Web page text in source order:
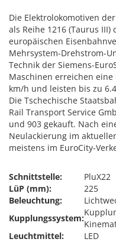
Die Elektrolokomotiven
als Reihe 1216 (Taurus
europäischen
Mehrsystem-Drehstrom-
Technik der Siemens-
Maschinen erreichen
km/h und leisten bis zu
Die Tschechische
Rail Transport Service
und 903 gekauft. Nach
Neulackierung im
meistens im EuroCity-
Schnittstelle:
PluX22
LüP (mm):
225
Beleuchtung:
Kupplungssystem:
Leuchtmittel:
LED